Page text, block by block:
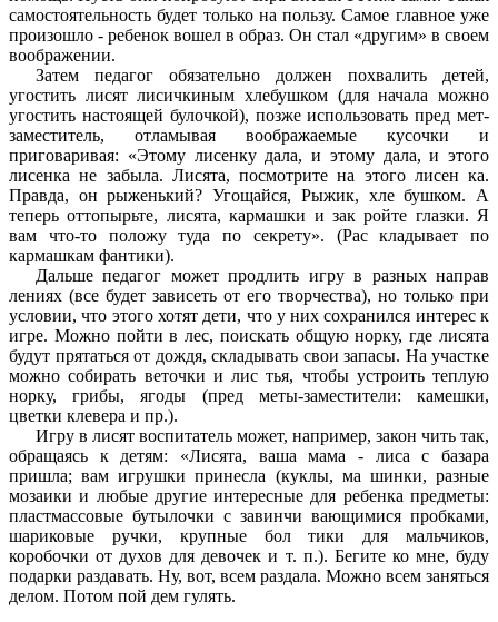
самостоятельность будет только на пользу. Самое главное уже
произошло - ребенок вошел в образ. Он стал «другим» в своем
воображении.
Затем педагог обязательно должен похвалить детей,
угостить лисят лисичкиным хлебушком (для начала можно
угостить настоящей булочкой), позже использовать пред мет-
заместитель, отламывая воображаемые кусочки и
приговаривая: «Этому лисенку дала, и этому дала, и этого
лисенка не забыла. Лисята, посмотрите на этого лисен ка.
Правда, он рыженький? Угощайся, Рыжик, хле бушком. А
теперь оттопырьте, лисята, кармашки и зак ройте глазки. Я
вам что-то положу туда по секрету». (Рас кладывает по
кармашкам фантики).
Дальше педагог может продлить игру в разных направ
лениях (все будет зависеть от его творчества), но только при
условии, что этого хотят дети, что у них сохранился интерес к
игре. Можно пойти в лес, поискать общую норку, где лисята
будут прятаться от дождя, складывать свои запасы. На участке
можно собирать веточки и лис тья, чтобы устроить теплую
норку, грибы, ягоды (пред меты-заместители: камешки,
цветки клевера и пр.).
Игру в лисят воспитатель может, например, закон чить так,
обращаясь к детям: «Лисята, ваша мама - лиса с базара
пришла; вам игрушки принесла (куклы, ма шинки, разные
мозаики и любые другие интересные для ребенка предметы:
пластмассовые бутылочки с завинчи вающимися пробками,
шариковые ручки, крупные бол тики для мальчиков,
коробочки от духов для девочек и т. п.). Бегите ко мне, буду
подарки раздавать. Ну, вот, всем раздала. Можно всем заняться
делом. Потом пой дем гулять.